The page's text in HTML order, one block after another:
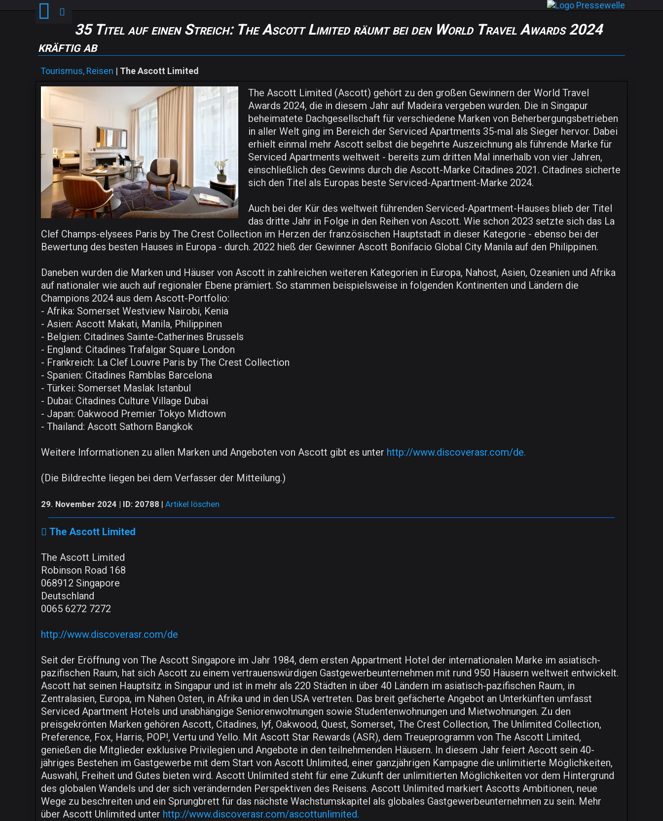
35 Titel auf einen Streich: The Ascott Limited räumt bei den World Travel Awards 2024
kräftig ab
Tourismus, Reisen | The Ascott Limited
The Ascott Limited (Ascott) gehört zu den großen Gewinnern der World Travel
Awards 2024, die in diesem Jahr auf Madeira vergeben wurden. Die in Singapur
beheimatete Dachgesellschaft für verschiedene Marken von Beherbergungsbetrieben
in aller Welt ging im Bereich der Serviced Apartments 35-mal als Sieger hervor. Dabei
erhielt einmal mehr Ascott selbst die begehrte Auszeichnung als führende Marke für
Serviced Apartments weltweit - bereits zum dritten Mal innerhalb von vier Jahren,
einschließlich des Gewinns durch die Ascott-Marke Citadines 2021. Citadines sicherte
sich den Titel als Europas beste Serviced-Apartment-Marke 2024.
Auch bei der Kür des weltweit führenden Serviced-Apartment-Hauses blieb der Titel
das dritte Jahr in Folge in den Reihen von Ascott. Wie schon 2023 setzte sich das La
Clef Champs-elysees Paris by The Crest Collection im Herzen der französischen Hauptstadt in dieser Kategorie - ebenso bei der
Bewertung des besten Hauses in Europa - durch. 2022 hieß der Gewinner Ascott Bonifacio Global City Manila auf den Philippinen.
Daneben wurden die Marken und Häuser von Ascott in zahlreichen weiteren Kategorien in Europa, Nahost, Asien, Ozeanien und Afrika
auf nationaler wie auch auf regionaler Ebene prämiert. So stammen beispielsweise in folgenden Kontinenten und Ländern die
Champions 2024 aus dem Ascott-Portfolio:
- Afrika: Somerset Westview Nairobi, Kenia
- Asien: Ascott Makati, Manila, Philippinen
- Belgien: Citadines Sainte-Catherines Brussels
- England: Citadines Trafalgar Square London
- Frankreich: La Clef Louvre Paris by The Crest Collection
- Spanien: Citadines Ramblas Barcelona
- Türkei: Somerset Maslak Istanbul
- Dubai: Citadines Culture Village Dubai
- Japan: Oakwood Premier Tokyo Midtown
- Thailand: Ascott Sathorn Bangkok
Weitere Informationen zu allen Marken und Angeboten von Ascott gibt es unter http://www.discoverasr.com/de.
(Die Bildrechte liegen bei dem Verfasser der Mitteilung.)
29. November 2024 | ID: 20788 Artikel löschen
The Ascott Limited
The Ascott Limited
Robinson Road 168
068912 Singapore
Deutschland
0065 6272 7272
http://www.discoverasr.com/de
Seit der Eröffnung von The Ascott Singapore im Jahr 1984, dem ersten Appartment Hotel der internationalen Marke im asiatisch-
pazifischen Raum, hat sich Ascott zu einem vertrauenswürdigen Gastgewerbeunternehmen mit rund 950 Häusern weltweit entwickelt.
Ascott hat seinen Hauptsitz in Singapur und ist in mehr als 220 Städten in über 40 Ländern im asiatisch-pazifischen Raum, in
Zentralasien, Europa, im Nahen Osten, in Afrika und in den USA vertreten. Das breit gefächerte Angebot an Unterkünften umfasst
Serviced Apartment Hotels und unabhängige Seniorenwohnungen sowie Studentenwohnungen und Mietwohnungen. Zu den
preisgekrönten Marken gehören Ascott, Citadines, lyf, Oakwood, Quest, Somerset, The Crest Collection, The Unlimited Collection,
Preference, Fox, Harris, POP!, Vertu und Yello. Mit Ascott Star Rewards (ASR), dem Treueprogramm von The Ascott Limited,
genießen die Mitglieder exklusive Privilegien und Angebote in den teilnehmenden Häusern. In diesem Jahr feiert Ascott sein 40-
jähriges Bestehen im Gastgewerbe mit dem Start von Ascott Unlimited, einer ganzjährigen Kampagne die unlimitierte Möglichkeiten,
Auswahl, Freiheit und Gutes bieten wird. Ascott Unlimited steht für eine Zukunft der unlimitierten Möglichkeiten vor dem Hintergrund
des globalen Wandels und der sich verändernden Perspektiven des Reisens. Ascott Unlimited markiert Ascotts Ambitionen, neue
Wege zu beschreiten und ein Sprungbrett für das nächste Wachstumskapitel als globales Gastgewerbeunternehmen zu sein. Mehr
über Ascott Unlimited unter http://www.discoverasr.com/ascottunlimited.